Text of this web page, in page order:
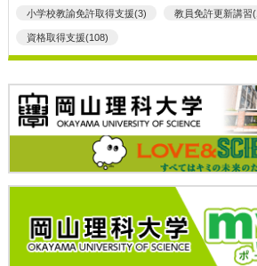
小学校教諭免許取得支援(3) 教員免許更新講習
資格取得支援(108)